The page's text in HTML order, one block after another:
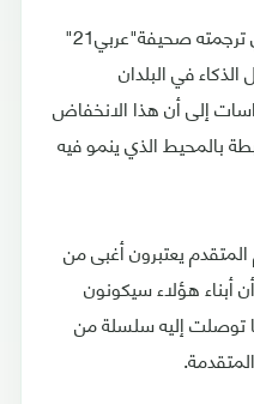
وقالت الصحيفة في تقريرها الذي ترجمته صحيفة"عربي21"
معدل الذكاء في البلدان
إلى أن هذا الانخفاض
بالمحيط الذي ينمو فيه
المتقدم يعتبرون أغبى من
أبناء هؤلاء سيكونون
توصلت إليه سلسلة من